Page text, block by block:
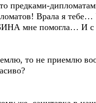
предками-
Врала я тебе…
мне помогла… И
то не приемлю